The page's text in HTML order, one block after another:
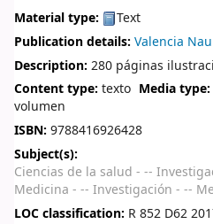
Material type:
Text
Publication details: Valencia
Description: 280 páginas
Content type: texto Media
volumen
ISBN: 9788416926428
Subject(s):
Ciencias de la salud - --
Medicina - -- Investigación - --
LOC classification: R 852 D62